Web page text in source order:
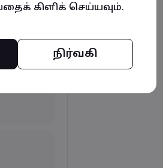
கிளிக் செய்யவும்.
நிர்வகி